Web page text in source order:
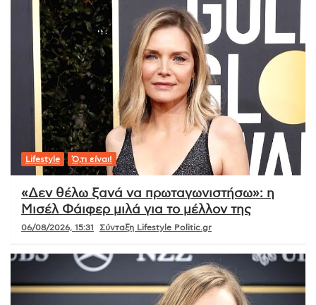
Lifestyle Ό,τι είναι!
«Δεν θέλω ξανά να πρωταγωνιστήσω»: η
Μισέλ Φάιφερ μιλά για το μέλλον της
06/08/2026, 15:31 Σύνταξη Lifestyle Politic.gr